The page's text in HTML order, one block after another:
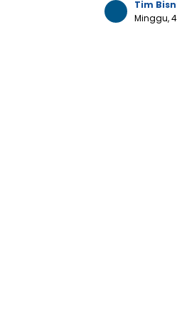
Tim
Minggu,